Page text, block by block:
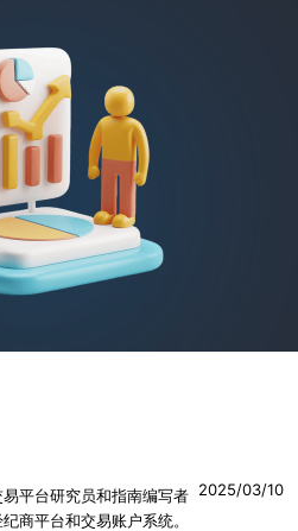
平台研究员和指南编写者
商平台和交易账户系统。
2025/03/10